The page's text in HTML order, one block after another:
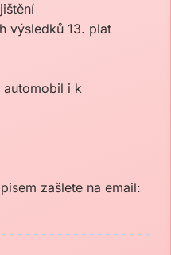
výsledků 13. plat
automobil i k
zašlete na email: